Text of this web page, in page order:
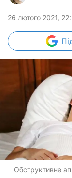
26 лютого 2021,
Обструктивне